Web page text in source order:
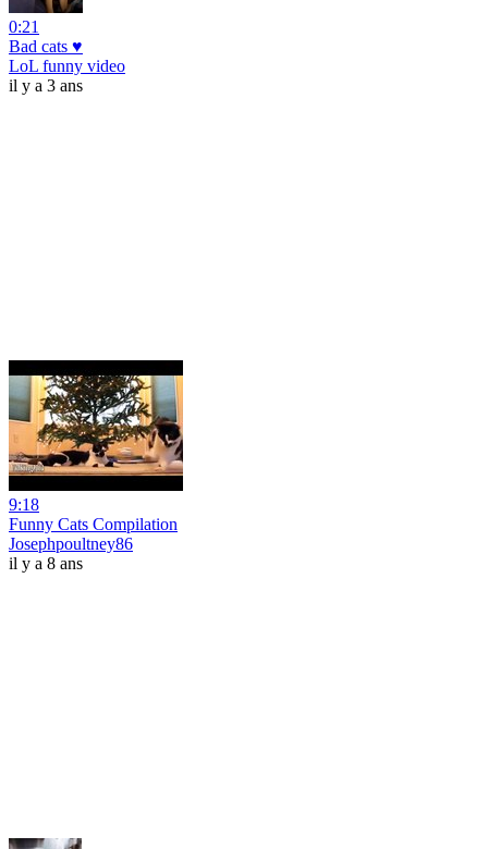
0:21
Bad cats ♥️
LoL funny video
il y a 3 ans
9:18
Funny Cats Compilation
Josephpoultney86
il y a 8 ans